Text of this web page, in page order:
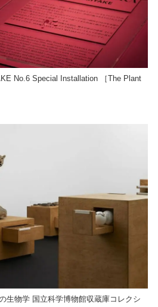
No.6 Special Installation ［The Plant
物学 国立科学博物館収蔵庫コレクシ